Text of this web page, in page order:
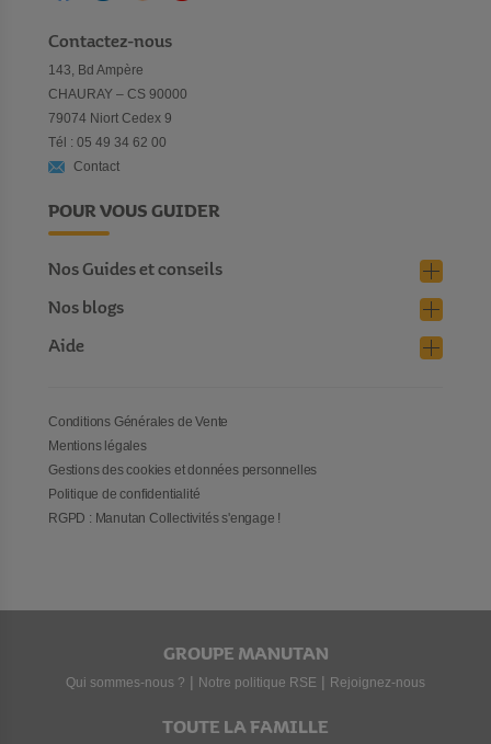
Contactez-nous
143, Bd Ampère
CHAURAY – CS 90000
79074 Niort Cedex 9
Tél : 05 49 34 62 00
Contact
POUR VOUS GUIDER
Nos Guides et conseils
Nos blogs
Aide
Conditions Générales de Vente
Mentions légales
Gestions des cookies et données personnelles
Politique de confidentialité
RGPD : Manutan Collectivités s'engage !
GROUPE MANUTAN
Qui sommes-nous ? | Notre politique RSE | Rejoignez-nous
TOUTE LA FAMILLE